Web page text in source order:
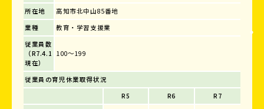
所在地
高知市北中山85番地
業種
教育・学習支援業
従業員数
（R7.4.1
現在）
100～199
従業員の育児休業取得状況
R5
R6
R7